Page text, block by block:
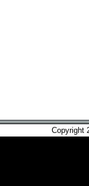
Copyright